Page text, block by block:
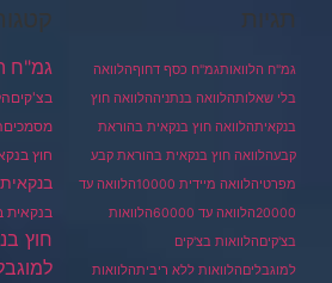
תגיות
גמ"ח הלוואותגמ"ח כסף דחוףהלוואה
בלי שאלותהלוואה בנתניההלוואה חוץ
בנקאיתהלוואה חוץ בנקאית בהוראת
קבעהלוואה חוץ בנקאית בהוראת קבע
מפרטיהלוואה מיידית 10000
הלוואה עד
20000הלוואה עד 60000
הלוואות
בצ'קיםהלוואות בצ'קים
למוגבליםהלוואות ללא ריביתהלוואות
גמ"ח
בצ'קים
מסמכים
חוץ
בנקאית
חוץ